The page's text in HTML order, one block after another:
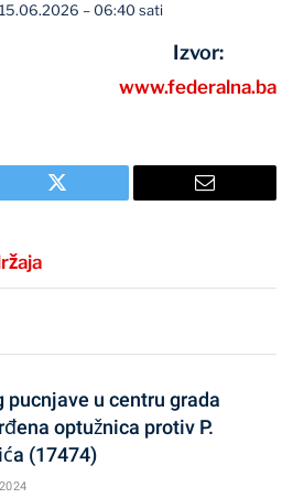
– 06:40 sati
Izvor:
www.federalna.ba
Twitter Email
pucnjave u centru grada
optužnica protiv P.
(17474)